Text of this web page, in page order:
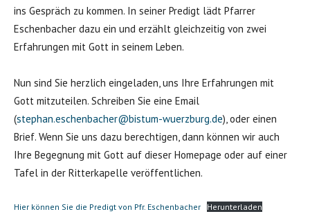
ins Gespräch zu kommen. In seiner Predigt lädt Pfarrer
Eschenbacher dazu ein und erzählt gleichzeitig von zwei
Erfahrungen mit Gott in seinem Leben.
Nun sind Sie herzlich eingeladen, uns Ihre Erfahrungen mit
Gott mitzuteilen. Schreiben Sie eine Email
(stephan.eschenbacher@bistum-wuerzburg.de), oder einen
Brief. Wenn Sie uns dazu berechtigen, dann können wir auch
Ihre Begegnung mit Gott auf dieser Homepage oder auf einer
Tafel in der Ritterkapelle veröffentlichen.
Hier können Sie die Predigt von Pfr. Eschenbacher Herunterladen